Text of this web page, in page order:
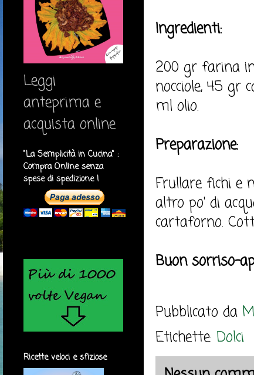
Ingredienti:
200 gr farina
nocciole, 45 gr
ml olio.
Preparazione:
Frullare fichi e
altro po' di
cartaforno.
Buon sorriso-
Pubblicato da
Etichette: Dolci
Leggi
anteprima e
acquista online
"La Semplicità in Cucina" :
Compra Online senza
spese di spedizione !
Ricette veloci e sfiziose